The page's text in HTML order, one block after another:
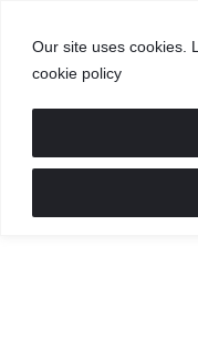
Our site uses cookies.
cookie policy
GROŽIS
MADA